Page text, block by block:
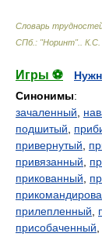
Словарь
СПб.: "Норинт".
К.С.
Игры ⚽
Синонимы:
зачаленный
подшитый
привернутый
привязанный
прикованный
прилепленный
присобаченный